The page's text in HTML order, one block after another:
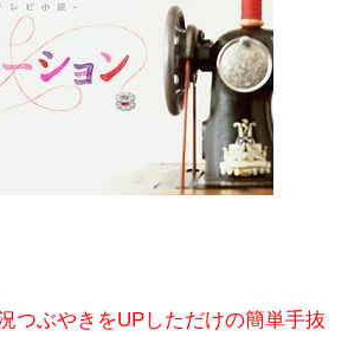
つぶやきをUPしただけの簡単手抜